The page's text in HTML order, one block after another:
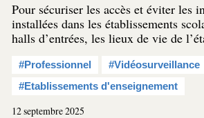
Pour sécuriser les accès et éviter les
installées dans les établissements
halls d’entrées, les lieux de vie de
#Professionnel
#Vidéosurveillance
#Etablissements d'enseignement
12 septembre 2025